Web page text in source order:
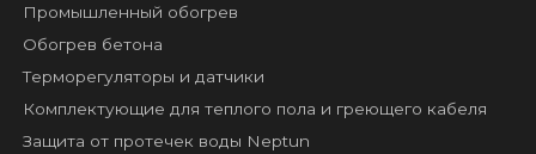
Промышленный обогрев
Обогрев бетона
Терморегуляторы и датчики
Комплектующие для теплого пола и греющего кабеля
Защита от протечек воды Neptun